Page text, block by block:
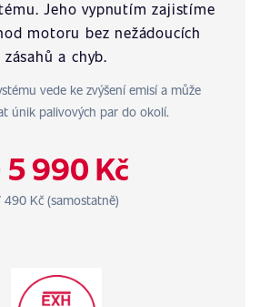
Jeho vypnutím zajistíme
motoru bez nežádoucích
zásahů a chyb.
vede ke zvýšení emisí a může
únik palivových par do okolí.
5 990 Kč
490 Kč (samostatně)